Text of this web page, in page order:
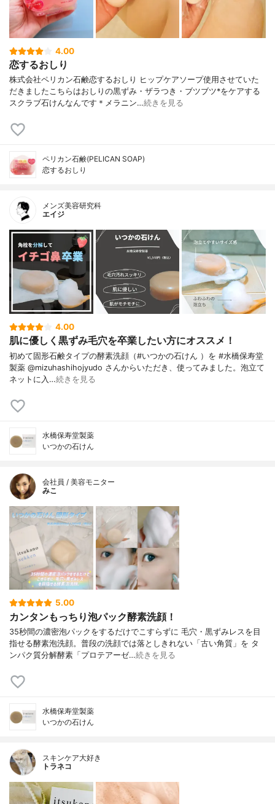
4.00
恋するおしり
株式会社ペリカン石鹸恋するおしり ヒップケアソープ使用させていた
だきましたこちらはおしりの黒ずみ・ザラつき・ブツブツ*をケアする
スクラブ石けんなんです＊メラニン…続きを見る
ペリカン石鹸(PELICAN SOAP)
恋するおしり
メンズ美容研究科
エイジ
4.00
肌に優しく黒ずみ毛穴を卒業したい方にオススメ！
初めて固形石鹸タイプの酵素洗顔（#いつかの石けん ）を #水橋保寿堂
製薬 @mizuhashihojyudo さんからいただき、使ってみました。泡立て
ネットに入…続きを見る
水橋保寿堂製薬
いつかの石けん
会社員 / 美容モニター
みこ
5.00
カンタンもっちり泡パック酵素洗顔！
35秒間の濃密泡パックをするだけでこすらずに 毛穴・黒ずみレスを目
指せる酵素泡洗顔。普段の洗顔では落としきれない「古い角質」を タ
ンパク質分解酵素「プロテアーゼ…続きを見る
水橋保寿堂製薬
いつかの石けん
スキンケア大好き
トラネコ